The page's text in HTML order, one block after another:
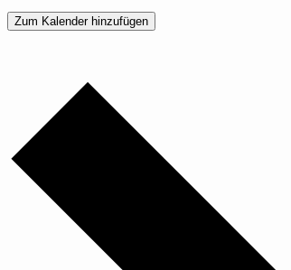
Zum Kalender hinzufügen